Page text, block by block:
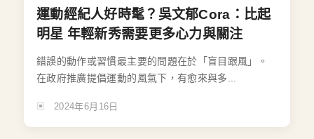
運動經紀人好時髦？吳文郁Cora：比起
明星 年輕新秀需要更多心力與關注
錯誤的動作或習慣最主要的問題在於「盲目跟風」。
在政府推廣提倡運動的風氣下，有愈來與多...
2024年6月16日